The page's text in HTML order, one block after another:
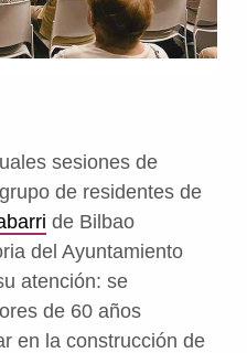
sesiones de
de residentes de
de Bilbao
del Ayuntamiento
atención: se
de 60 años
en la construcción de